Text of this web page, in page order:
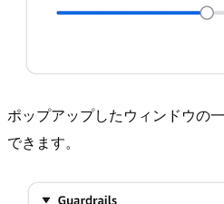
ポップアップしたウィンドウの
できます。